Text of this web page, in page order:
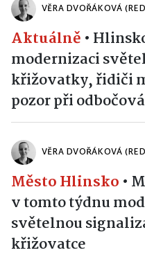
VĚRA DVOŘÁKOVÁ
Aktuálně •
modernizaci
křižovatky, řidiči
pozor při
VĚRA DVOŘÁKOVÁ
Město Hlinsko •
v tomto týdnu
světelnou
křižovatce